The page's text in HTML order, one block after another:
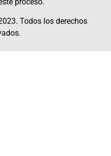
proceso.
Todos los derechos